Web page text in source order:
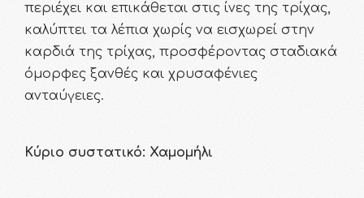
περιέχει και επικάθεται στις ίνες της τρίχας,
καλύπτει τα λέπια χωρίς να εισχωρεί στην
καρδιά της τρίχας, προσφέροντας σταδιακά
όμορφες ξανθές και χρυσαφένιες
ανταύγειες.
Κύριο συστατικό: Χαμομήλι